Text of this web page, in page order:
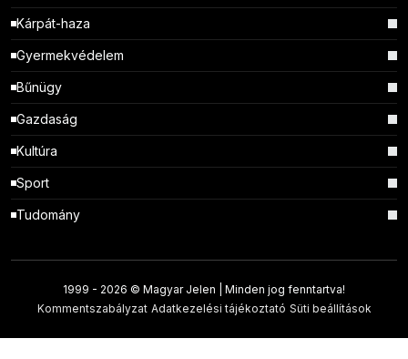
Kárpát-haza
Gyermekvédelem
Bűnügy
Gazdaság
Kultúra
Sport
Tudomány
1999 - 2026 © Magyar Jelen | Minden jog fenntartva!
Kommentszabályzat Adatkezelési tájékoztató Süti beállítások